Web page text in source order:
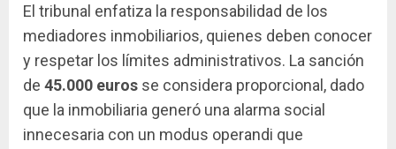
El tribunal enfatiza la responsabilidad de los
mediadores inmobiliarios, quienes deben conocer
y respetar los límites administrativos. La sanción
de 45.000 euros se considera proporcional, dado
que la inmobiliaria generó una alarma social
innecesaria con un modus operandi que